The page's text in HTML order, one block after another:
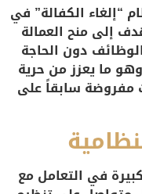
“إلغاء الكفالة” في
والذي يهدف إلى منح العمالة
دون الحاجة
ما يعزز من حرية
مفروضة سابقاً على
في التعامل مع